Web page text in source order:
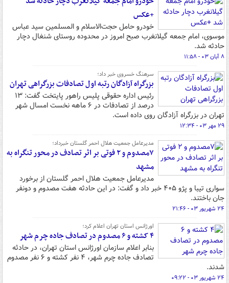
+عکس
خودرو حامل حجت‌الاسلام و المسلمین سید عباس
موسوی، امام جمعه گیلانغرب صبح امروز در محدوده روستای شنغال دچار
حادثه شد.
۸ آبان ۰۳ - ۱۱:۵۸
سرهنگ خسروی خبر داد؛
بزرگراه آزادگان رتبه اول تصادفات بزرگراهی تهران
رئیس اداره حقوقی پلیس راهور پایتخت گفت: ۱۳
درصد از تصادفات در ۶ ماهه نخست امسال شهر
تهران در بزرگراه آزادگان روی داده است.
۲۹ مهر ۰۳ - ۱۲:۳۴
مدیرعامل جمعیت هلال احمر گلستان خبرداد؛
۷مصدوم و ۲ فوتی بر اثر تصادف در محور تنگراه به
مشهد
مدیرعامل جمعیت هلال احمر گلستان از برخورد
سواری تیبا و پژو ۴۰۵ خبر داد و گفت: در این حادثه هفت مصدوم و دونفر
جان باختند.
۲۴ شهریور ۰۳ - ۲۱:۴۶
اورژانس استان تهران اعلام کرد؛
۴ کشته و ۶ مصدوم در تصادف جاده چرم شهر
بنابر اعلام سازمان اورژانس استان تهران، در حادثه
تصادف جاده چرم شهر، ۴ نفر کشته و ۶ نفر مصدوم
شدند.
۲۴ شهریور ۰۳ - ۰۹:۲۲